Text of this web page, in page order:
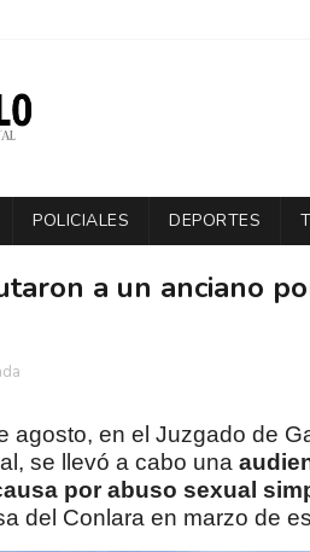
POLICIALES DEPORTES
a un anciano
agosto, en el Juzgado de
se llevó a cabo una
por abuso sexual
del Conlara en marzo de